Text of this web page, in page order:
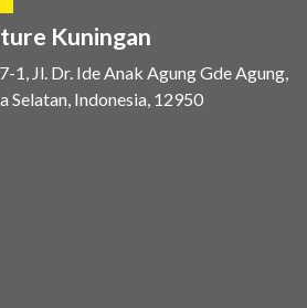
Kuningan
1, Jl. Dr. Ide Anak Agung Gde Agung,
Selatan, Indonesia, 12950